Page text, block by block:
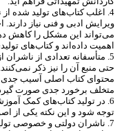
4. اغلب کتاب
های تولید شده
ویرایش ادبی و فنی نیاز
میتواند این مشکل را کاهش
اهمیت داده اند و کتابهای
5. متأسفانه تعدادی از ناشران از کتاب
حتی منبع آن را نیز ذکر نمی
محتوای کتاب اصلی آسیب جدی
متخلف برخورد جدی صورت
6. در تولید کتاب
های کمک
توجه شود و این نکته یکی از
7. ناشران دولتی و خصوصی تولید کتاب